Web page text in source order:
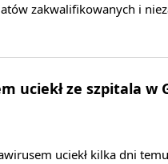
zakwalifikowanych i
uciekł ze szpitala w
uciekł kilka dni